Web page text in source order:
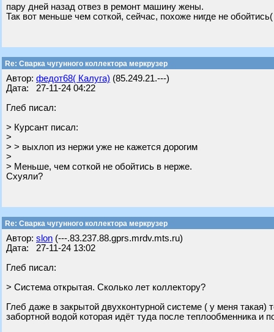
пару дней назад отвез в ремонт машину жены.
Так вот меньше чем соткой, сейчас, похоже нигде не обойтись(
Re: Сварка чугунного коллектора меркрузер
Автор: федот68( Калуга) (85.249.21.---)
Дата: 27-11-24 04:22
Глеб писал:
> Курсант писал:
>
> > выхлоп из нержи уже не кажется дорогим
>
> Меньше, чем соткой не обойтись в нерже.
Схуяли?
Re: Сварка чугунного коллектора меркрузер
Автор: slon (---.83.237.88.gprs.mrdv.mts.ru)
Дата: 27-11-24 13:02
Глеб писал:
> Система открытая. Сколько лет коллектору?
Глеб даже в закрытой двухконтурной системе ( у меня
забортной водой которая идёт туда после теплообменника и